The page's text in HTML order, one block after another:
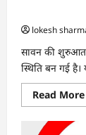
lokesh
सावन की शुरुआत
स्थिति बन गई है।
Read More